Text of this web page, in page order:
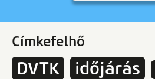
Címkefelhő
DVTK időjárás